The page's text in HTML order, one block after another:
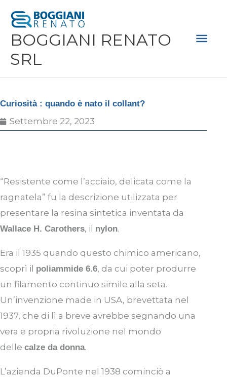
contenuto
BOGGIANI RENATO
SRL
Curiosità : quando è nato il collant?
Settembre 22, 2023
“Resistente come l’acciaio, delicata come la
ragnatela” fu la descrizione utilizzata per
presentare la resina sintetica inventata da
Wallace H. Carothers, il nylon.
Era il 1935 quando questo chimico americano,
scoprì il poliammide 6.6, da cui poter produrre
un filamento continuo simile alla seta.
Un’invenzione made in USA, brevettata nel
1937, che di lì a breve avrebbe segnando una
vera e propria rivoluzione nel mondo
delle calze da donna.
L’azienda DuPonte nel 1938 cominciò a